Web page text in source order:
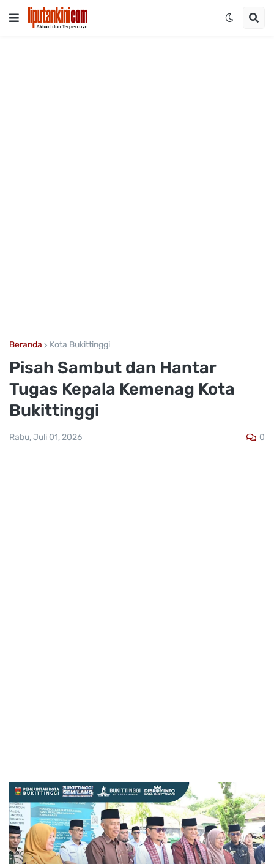
Beranda Kota Bukittinggi
Pisah Sambut dan Hantar
Tugas Kepala Kemenag Kota
Bukittinggi
Rabu, Juli 01, 2026 0